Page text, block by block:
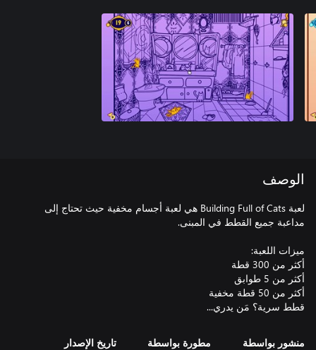
الوصف
لعبة Building Full of Cats هي لعبة أجسام مخفية حيث تحتاج إلى
قطط سرية؟ مَن يدري...
منشور بواسطة مطورة بواسطة تاريخ الإصدار